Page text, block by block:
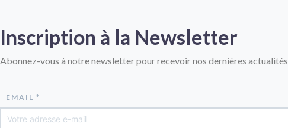
Inscription à la Newsletter
Abonnez-vous à notre newsletter pour recevoir nos dernières
EMAIL *